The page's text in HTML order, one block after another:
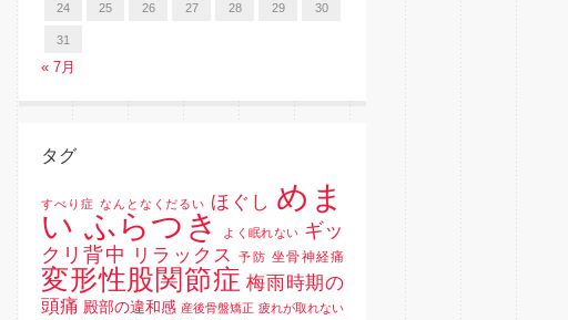
24 25 26 27 28 29 30
31
« 7月
タグ
すべり症 なんとなくだるい ほぐし めま
い ふらつき
よく眠れない ギッ
クリ背中
リラックス 予防 坐骨神経痛
変形性股関節症 梅雨時期の
頭痛 殿部の違和感 産後骨盤矯正 疲れが取れない